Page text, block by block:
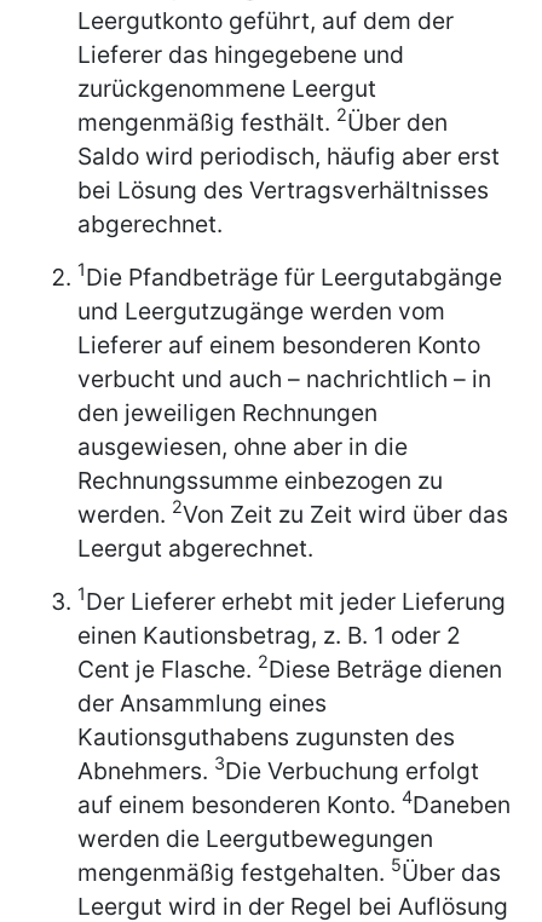
Leergutkonto geführt, auf dem der
Lieferer das hingegebene und
zurückgenommene Leergut
mengenmäßig festhält. 2Über den
Saldo wird periodisch, häufig aber erst
bei Lösung des Vertragsverhältnisses
abgerechnet.
1Die Pfandbeträge für Leergutabgänge
und Leergutzugänge werden vom
Lieferer auf einem besonderen Konto
verbucht und auch – nachrichtlich – in
den jeweiligen Rechnungen
ausgewiesen, ohne aber in die
Rechnungssumme einbezogen zu
werden. 2Von Zeit zu Zeit wird über das
Leergut abgerechnet.
1Der Lieferer erhebt mit jeder Lieferung
einen Kautionsbetrag, z. B. 1 oder 2
Cent je Flasche. 2Diese Beträge dienen
der Ansammlung eines
Kautionsguthabens zugunsten des
Abnehmers. 3Die Verbuchung erfolgt
auf einem besonderen Konto. 4Daneben
werden die Leergutbewegungen
mengenmäßig festgehalten. 5Über das
Leergut wird in der Regel bei Auflösung